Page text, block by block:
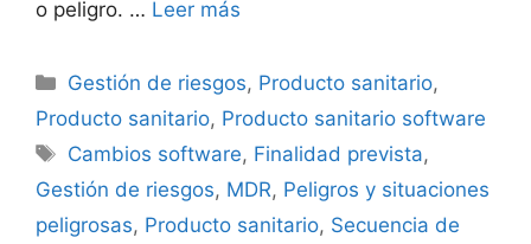
o peligro. … Leer más
Gestión de riesgos, Producto sanitario,
Producto sanitario, Producto sanitario software
Cambios software, Finalidad prevista,
Gestión de riesgos, MDR, Peligros y situaciones
peligrosas, Producto sanitario, Secuencia de